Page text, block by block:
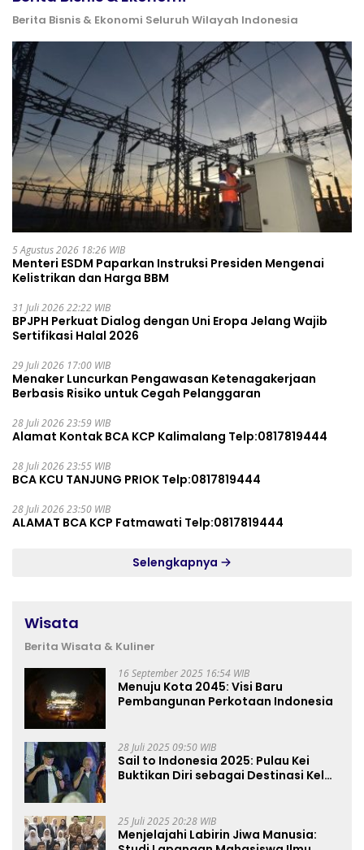
Berita Bisnis & Ekonomi Seluruh Wilayah Indonesia
5 Agustus 2026 18:26 WIB
Menteri ESDM Paparkan Instruksi Presiden Mengenai
Kelistrikan dan Harga BBM
31 Juli 2026 22:22 WIB
BPJPH Perkuat Dialog dengan Uni Eropa Jelang Wajib
Sertifikasi Halal 2026
29 Juli 2026 17:00 WIB
Menaker Luncurkan Pengawasan Ketenagakerjaan
Berbasis Risiko untuk Cegah Pelanggaran
28 Juli 2026 23:59 WIB
Alamat Kontak BCA KCP Kalimalang Telp:0817819444
28 Juli 2026 23:55 WIB
BCA KCU TANJUNG PRIOK Telp:0817819444
28 Juli 2026 23:50 WIB
ALAMAT BCA KCP Fatmawati Telp:0817819444
Selengkapnya
Wisata
Berita Wisata & Kuliner
16 September 2025 16:54 WIB
Menuju Kota 2045: Visi Baru
Pembangunan Perkotaan Indonesia
28 Juli 2025 09:50 WIB
Sail to Indonesia 2025: Pulau Kei
Buktikan Diri sebagai Destinasi Kelas
25 Juli 2025 20:28 WIB
Menjelajahi Labirin Jiwa Manusia: